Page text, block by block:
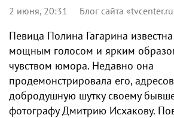
2 июня, 20:31 Блог сайта
Певица Полина Гагарина
мощным голосом и ярким
чувством юмора. Недавно она
продемонстрировала его,
добродушную шутку своему
фотографу Дмитрию Исхакову.